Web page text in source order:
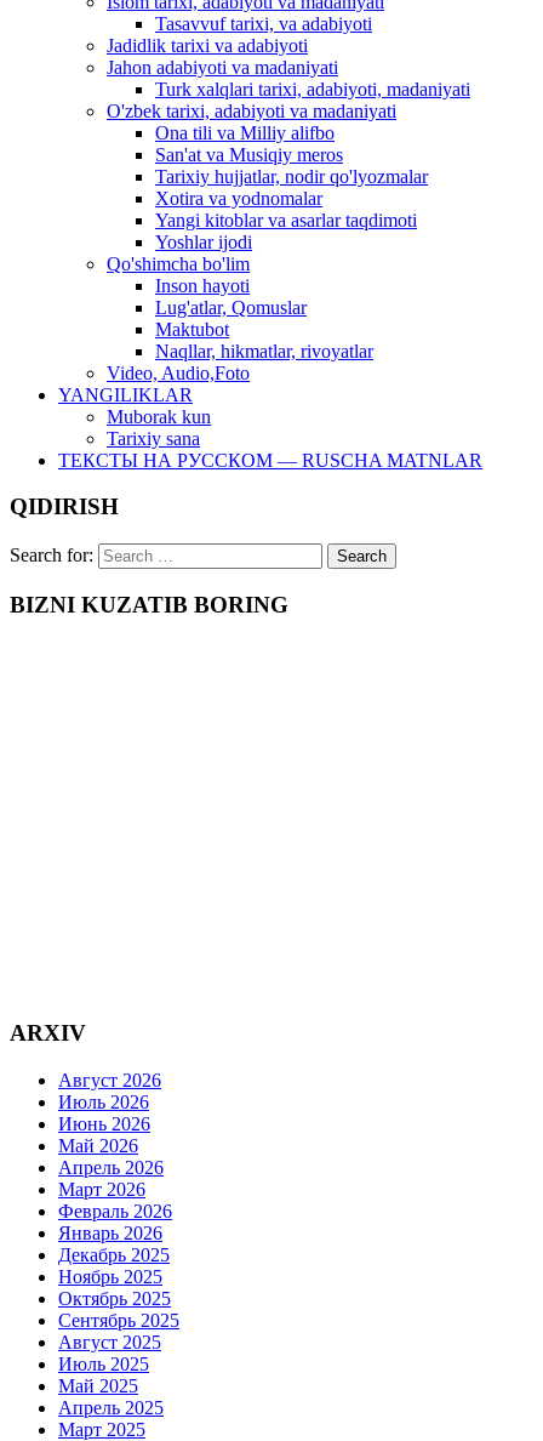
Tasavvuf tarixi, va adabiyoti
Jadidlik tarixi va adabiyoti
Jahon adabiyoti va madaniyati
Turk xalqlari tarixi, adabiyoti, madaniyati
O'zbek tarixi, adabiyoti va madaniyati
Ona tili va Milliy alifbo
San'at va Musiqiy meros
Tarixiy hujjatlar, nodir qo'lyozmalar
Xotira va yodnomalar
Yangi kitoblar va asarlar taqdimoti
Yoshlar ijodi
Qo'shimcha bo'lim
Inson hayoti
Lug'atlar, Qomuslar
Maktubot
Naqllar, hikmatlar, rivoyatlar
Video, Audio,Foto
YANGILIKLAR
Muborak kun
Tarixiy sana
ТЕКСТЫ НА РУССКОМ — RUSCHA MATNLAR
QIDIRISH
Search for:
BIZNI KUZATIB BORING
ARXIV
Август 2026
Июль 2026
Июнь 2026
Май 2026
Апрель 2026
Март 2026
Февраль 2026
Январь 2026
Декабрь 2025
Ноябрь 2025
Октябрь 2025
Сентябрь 2025
Август 2025
Июль 2025
Май 2025
Апрель 2025
Март 2025